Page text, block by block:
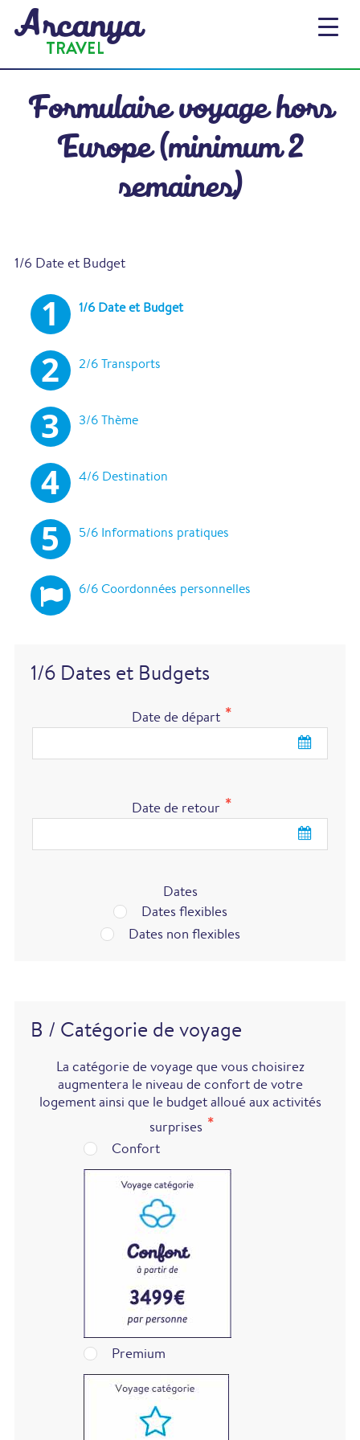
Formulaire voyage hors
Europe (minimum 2
semaines)
1/6 Date et Budget
2/6 Transports
3/6 Thème
4/6 Destination
5/6 Informations pratiques
6/6 Coordonnées personnelles
1/6 Date et Budget
2/6 Transports
3/6 Thème
4/6 Destination
5/6 Informations pratiques
6/6 Coordonnées personnelles
1/6 Dates et Budgets
Date de départ
Date de retour
Dates
Dates flexibles
Dates non flexibles
B / Catégorie de voyage
La catégorie de voyage que vous choisirez
augmentera le niveau de confort de votre
logement ainsi que le budget alloué aux activités
surprises
Confort
Premium